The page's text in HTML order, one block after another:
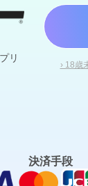
わからないけど
と思う。 恋？し
間違いない笑
リ
› 18歳
決済手段